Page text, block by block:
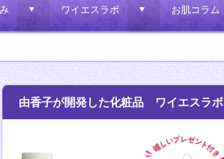
d ワイエスラボ d お肌コラム
由香子が開発した化粧品 ワイエスラボ